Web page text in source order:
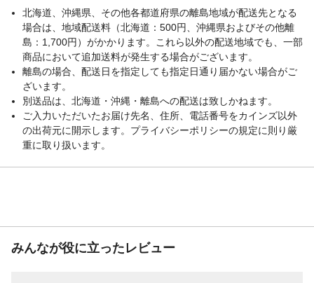
北海道、沖縄県、その他各都道府県の離島地域が配送先となる
場合は、地域配送料（北海道：500円、沖縄県およびその他離
島：1,700円）がかかります。これら以外の配送地域でも、一部
商品において追加送料が発生する場合がございます。
離島の場合、配送日を指定しても指定日通り届かない場合がご
ざいます。
別送品は、北海道・沖縄・離島への配送は致しかねます。
ご入力いただいたお届け先名、住所、電話番号をカインズ以外
の出荷元に開示します。プライバシーポリシーの規定に則り厳
重に取り扱います。
みんなが役に立ったレビュー